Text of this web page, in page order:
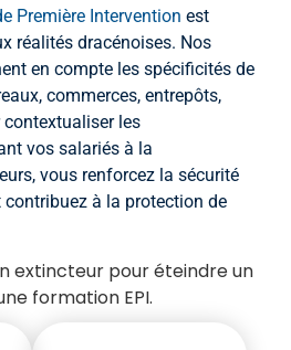
Première Intervention est
réalités dracénoises. Nos
en compte les spécificités de
commerces, entrepôts,
les
vos salariés à la
vous renforcez la sécurité
à la protection de